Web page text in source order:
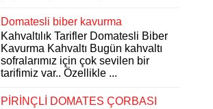
Domatesli biber kavurma
Kahvaltılık Tarifler Domatesli Biber
Kavurma Kahvaltı Bugün kahvaltı
sofralarımız için çok sevilen bir
tarifimiz var.. Özellikle ...
PİRİNÇLİ DOMATES ÇORBASI